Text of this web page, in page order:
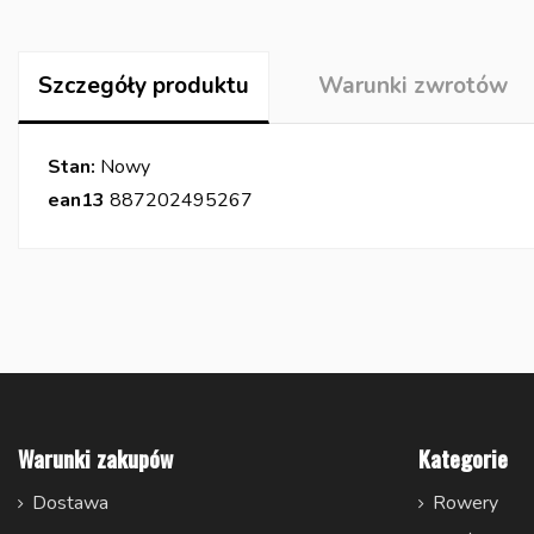
Szczegóły produktu Warunki zwrotów
Stan: Nowy
ean13 887202495267
Warunki zakupów
Dostawa
Kategorie
Rowery